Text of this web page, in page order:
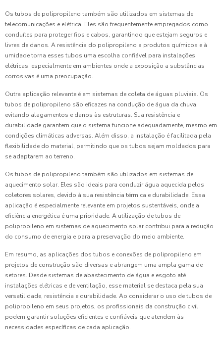
Os tubos de polipropileno também são utilizados em sistemas de
telecomunicações e elétrica. Eles são frequentemente empregados como
conduítes para proteger fios e cabos, garantindo que estejam seguros e
livres de danos. A resistência do polipropileno a produtos químicos e à
umidade torna esses tubos uma escolha confiável para instalações
elétricas, especialmente em ambientes onde a exposição a substâncias
corrosivas é uma preocupação.
Outra aplicação relevante é em sistemas de coleta de águas pluviais. Os
tubos de polipropileno são eficazes na condução de água da chuva,
evitando alagamentos e danos às estruturas. Sua resistência e
durabilidade garantem que o sistema funcione adequadamente, mesmo em
condições climáticas adversas. Além disso, a instalação é facilitada pela
flexibilidade do material, permitindo que os tubos sejam moldados para
se adaptarem ao terreno.
Os tubos de polipropileno também são utilizados em sistemas de
aquecimento solar. Eles são ideais para conduzir água aquecida pelos
coletores solares, devido à sua resistência térmica e durabilidade. Essa
aplicação é especialmente relevante em projetos sustentáveis, onde a
eficiência energética é uma prioridade. A utilização de tubos de
polipropileno em sistemas de aquecimento solar contribui para a redução
do consumo de energia e para a preservação do meio ambiente.
Em resumo, as aplicações dos tubos e conexões de polipropileno em
projetos de construção são diversas e abrangem uma ampla gama de
setores. Desde sistemas de abastecimento de água e esgoto até
instalações elétricas e de ventilação, esse material se destaca pela sua
versatilidade, resistência e durabilidade. Ao considerar o uso de tubos de
polipropileno em seus projetos, os profissionais da construção civil
podem garantir soluções eficientes e confiáveis que atendem às
necessidades específicas de cada aplicação.